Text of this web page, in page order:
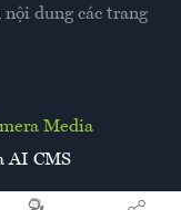
Media
AI CMS
dung các trang